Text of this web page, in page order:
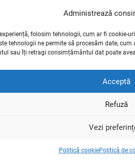
Administrează
folosim tehnologii, cum ar fi cookie-
tehnologii ne permite să procesăm date,
sau îți retragi consimțământul dat poate
Acceptă
Refuză
Vezi
Politică cookiePolitică de